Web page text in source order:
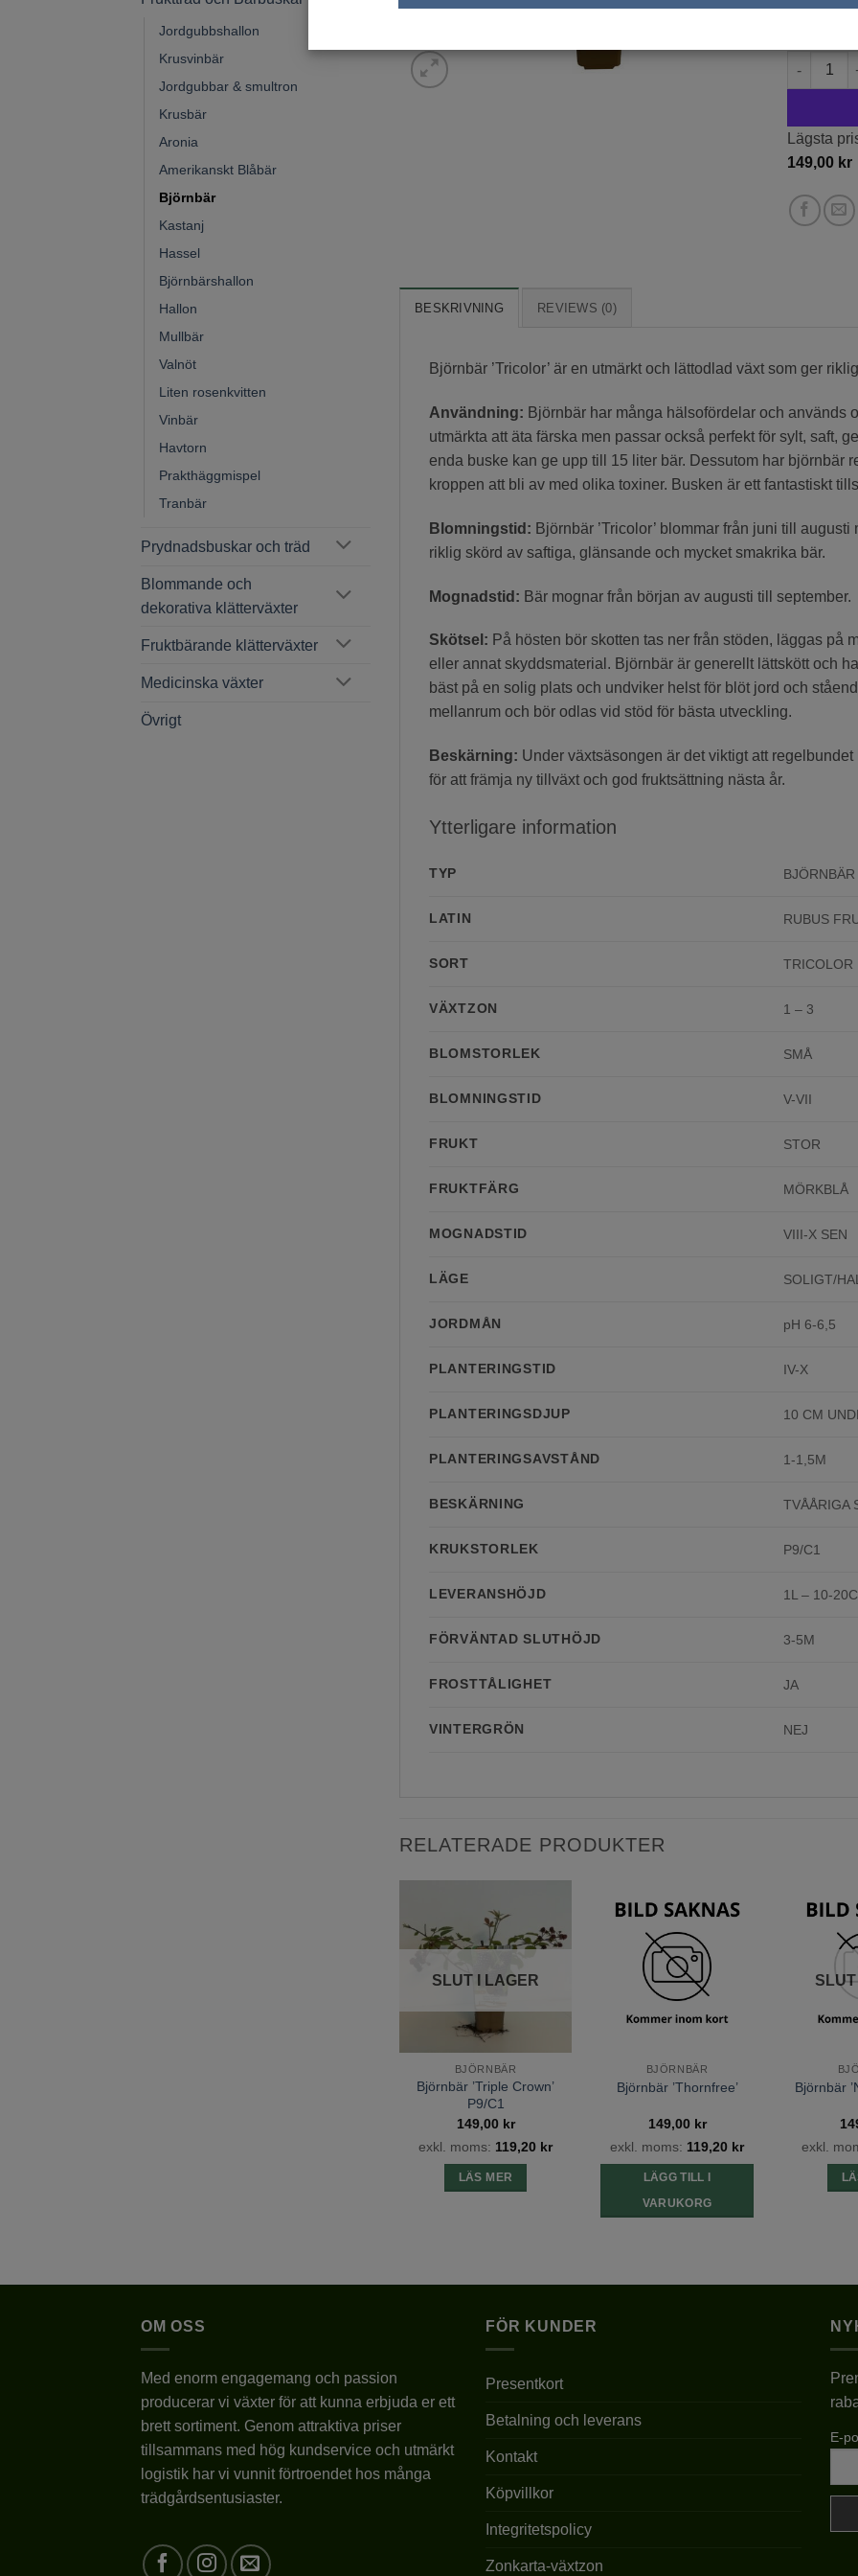
Jordgubbshallon
Krusvinbär
Jordgubbar & smultron
Krusbär
Aronia
Amerikanskt Blåbär
Björnbär
Kastanj
Hassel
Björnbärshallon
Hallon
Mullbär
Valnöt
Liten rosenkvitten
Vinbär
Havtorn
Prakthäggmispel
Tranbär
Prydnadsbuskar och träd
Blommande och
dekorativa klätterväxter
Fruktbärande klätterväxter
Medicinska växter
Övrigt
Björnbär
Lägsta
149,00 kr
BESKRIVNING REVIEWS (0)
Björnbär ’Tricolor’ är en utmärkt och lättodlad växt som ger
Användning: Björnbär har många hälsofördelar och används
utmärkta att äta färska men passar också perfekt för sylt, saft,
enda buske kan ge upp till 15 liter bär. Dessutom har björnbär
kroppen att bli av med olika toxiner. Busken är ett fantastiskt
Blomningstid: Björnbär ’Tricolor’ blommar från juni till
riklig skörd av saftiga, glänsande och mycket smakrika bär.
Mognadstid: Bär mognar från början av augusti till september.
Skötsel: På hösten bör skotten tas ner från stöden, läggas på
eller annat skyddsmaterial. Björnbär är generellt lättskött och
bäst på en solig plats och undviker helst för blöt jord och
mellanrum och bör odlas vid stöd för bästa utveckling.
Beskärning: Under växtsäsongen är det viktigt att
för att främja ny tillväxt och god fruktsättning nästa år.
Ytterligare information
TYP BJÖRNBÄR
LATIN RUBUS
SORT TRICOLOR
VÄXTZON 1 – 3
BLOMSTORLEK SMÅ
BLOMNINGSTID V-VII
FRUKT STOR
FRUKTFÄRG MÖRKBLÅ
MOGNADSTID VIII-X SEN
LÄGE SOLIGT/
JORDMÅN pH 6-6,5
PLANTERINGSTID IV-X
PLANTERINGSDJUP 10 CM
PLANTERINGSAVSTÅND 1-1,5M
BESKÄRNING TVÅÅRIGA
KRUKSTORLEK P9/C1
LEVERANSHÖJD 1L – 10-
FÖRVÄNTAD SLUTHÖJD 3-5M
FROSTTÅLIGHET JA
VINTERGRÖN NEJ
RELATERADE PRODUKTER
Lägg till
önskelista
SLUT I LAGER
BJÖRNBÄR
Björnbär ’Triple Crown’
P9/C1
149,00 kr
exkl. moms: 119,20 kr
LÄS MER
önskelista
BJÖRNBÄR
Björnbär ’Thornfree’
149,00 kr
exkl. moms: 119,20 kr
LÄGG TILL I
VARUKORG
Björnbär
exkl.
OM OSS
Med enorm engagemang och passion
producerar vi växter för att kunna erbjuda er ett
brett sortiment. Genom attraktiva priser
tillsammans med hög kundservice och utmärkt
logistik har vi vunnit förtroendet hos många
trädgårdsentusiaster.
FÖR KUNDER
Presentkort
Betalning och leverans
Kontakt
Köpvillkor
Integritetspolicy
Zonkarta-växtzon
E-